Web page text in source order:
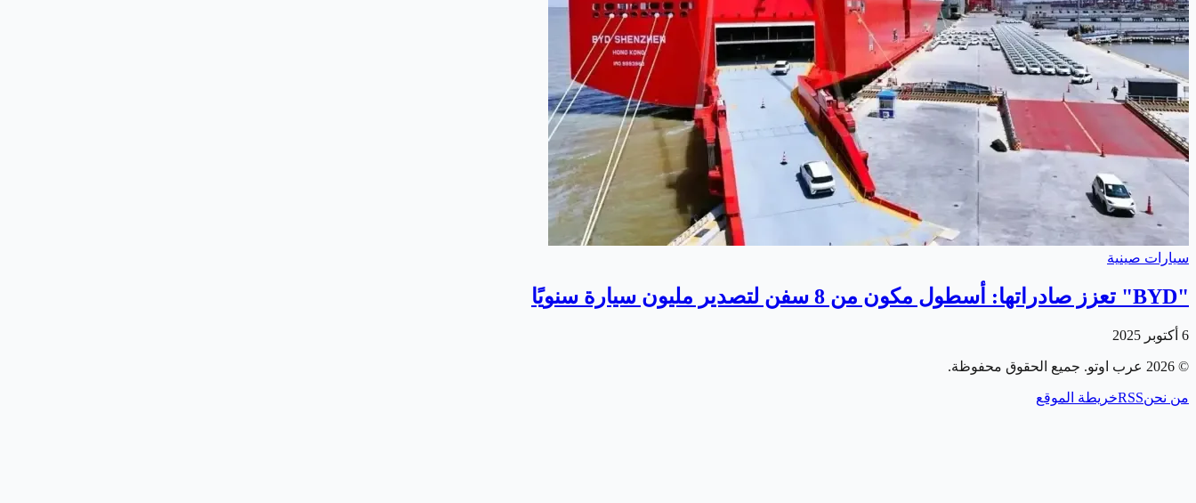
سيارات صينية
"BYD" تعزز صادراتها: أسطول مكون من 8 سفن لتصدير مليون سيارة سنويًا
6 أكتوبر 2025
©
2026 عرب اوتو. جميع الحقوق محفوظة.
من نحنRSSخريطة الموقع